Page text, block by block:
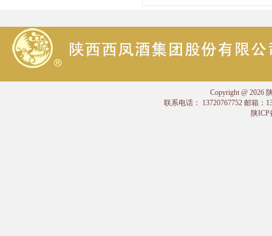
Copyright @ 2026
联系电话： 13720767752 邮箱：
陕ICP